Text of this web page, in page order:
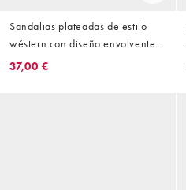
Sandalias plateadas de estilo
wéstern con diseño envolvente
de correas de cuero Cally de Off
37,00 €